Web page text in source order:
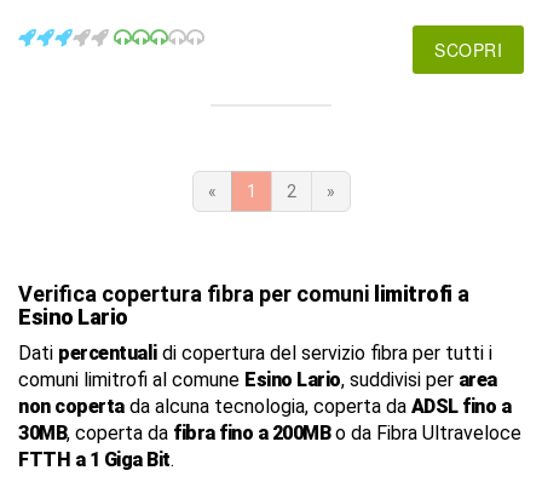
SCOPRI
« 1 2 »
Verifica copertura fibra per comuni limitrofi a
Esino Lario
Dati percentualidi copertura del servizio fibra per tutti i
comuni limitrofi al comune Esino Lario, suddivisi per area
non copertada alcuna tecnologia, coperta da ADSL fino a
30MB, coperta da fibra fino a 200MBo da Fibra Ultraveloce
FTTH a 1 Giga Bit.